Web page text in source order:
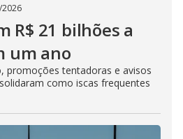
R$ 21 bilhões a
um ano
promoções tentadoras e avisos
como iscas frequentes